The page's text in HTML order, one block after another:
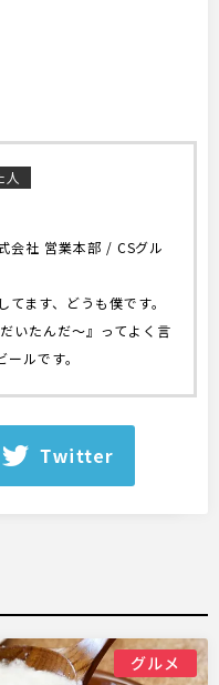
人
会社 営業本部 / CSグル
ます、どうも僕です。
いたんだ～』ってよく言
ルです。
グルメ